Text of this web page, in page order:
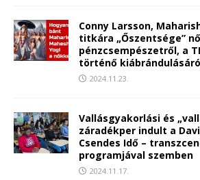
Conny Larsson,
titkára „Őszentsége”
pénzcsempészetről, a
történő
2024.11.23.
Vallásgyakorlási és
záradékper indult a
Csendes Idő –
programjával szemben
2024.11.17.